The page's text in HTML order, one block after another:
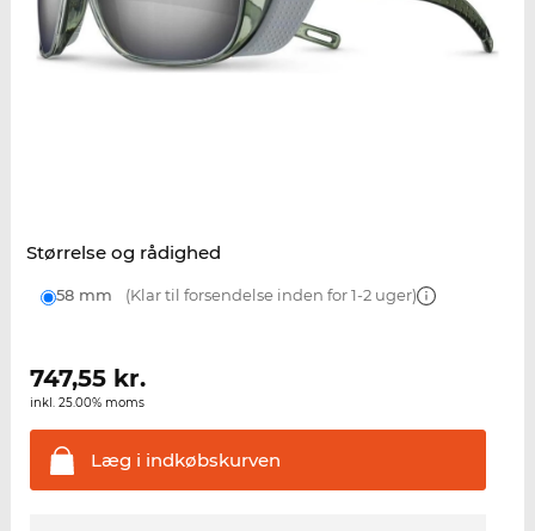
Størrelse og rådighed
58 mm (Klar til forsendelse inden for 1-2 uger)
747,55kr.
inkl. 25.00% moms
Læg i indkøbskurven